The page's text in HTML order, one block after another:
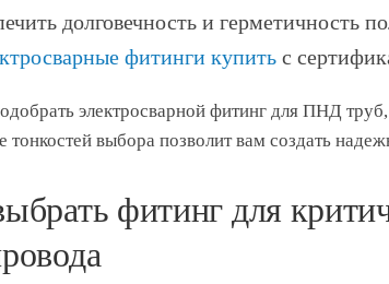
долговечность и герметичность
фитинги купитьс
электросварной фитинг для ПНД
тонкостей выбора позволит вам создать
фитинг для